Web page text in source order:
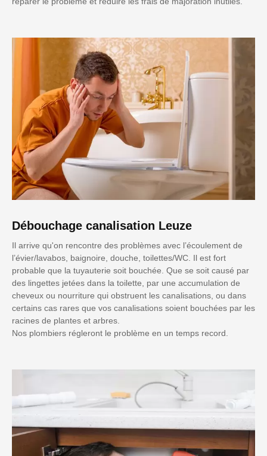
Débouchage canalisation Leuze
Il arrive qu'on rencontre des problèmes avec l’écoulement de
l’évier/lavabos, baignoire, douche, toilettes/WC. Il est fort
probable que la tuyauterie soit bouchée. Que se soit causé par
des lingettes jetées dans la toilette, par une accumulation de
cheveux ou nourriture qui obstruent les canalisations, ou dans
certains cas rares que vos canalisations soient bouchées par les
racines de plantes et arbres.
Nos plombiers régleront le problème en un temps record.